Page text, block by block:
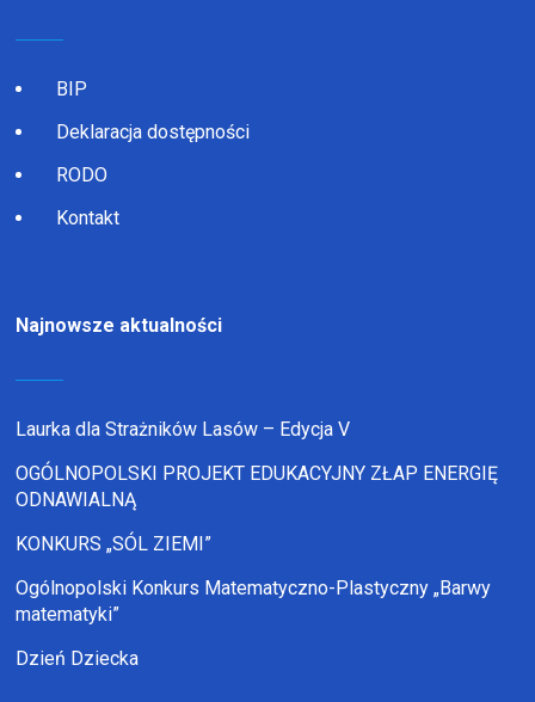
BIP
Deklaracja dostępności
RODO
Kontakt
Najnowsze aktualności
Laurka dla Strażników Lasów – Edycja V
OGÓLNOPOLSKI PROJEKT EDUKACYJNY ZŁAP ENERGIĘ
ODNAWIALNĄ
KONKURS „SÓL ZIEMI”
Ogólnopolski Konkurs Matematyczno-Plastyczny „Barwy
matematyki”
Dzień Dziecka